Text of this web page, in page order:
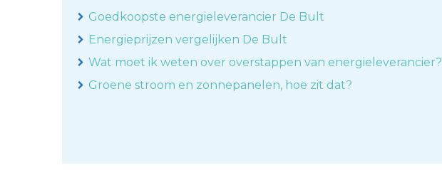
Goedkoopste energieleverancier De Bult
Energieprijzen vergelijken De Bult
Wat moet ik weten over overstappen van energieleverancier?
Groene stroom en zonnepanelen, hoe zit dat?